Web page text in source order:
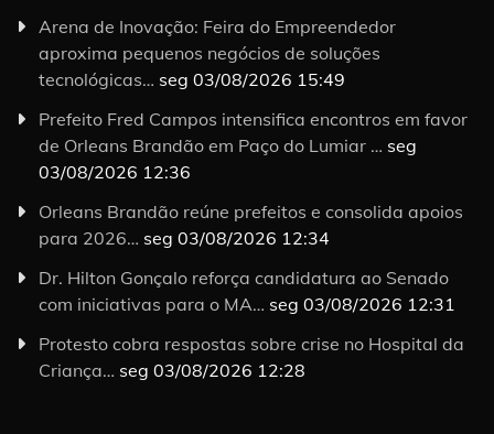
Arena de Inovação: Feira do Empreendedor
aproxima pequenos negócios de soluções
tecnológicas… seg 03/08/2026 15:49
Prefeito Fred Campos intensifica encontros em favor
de Orleans Brandão em Paço do Lumiar … seg
03/08/2026 12:36
Orleans Brandão reúne prefeitos e consolida apoios
para 2026… seg 03/08/2026 12:34
Dr. Hilton Gonçalo reforça candidatura ao Senado
com iniciativas para o MA… seg 03/08/2026 12:31
Protesto cobra respostas sobre crise no Hospital da
Criança… seg 03/08/2026 12:28